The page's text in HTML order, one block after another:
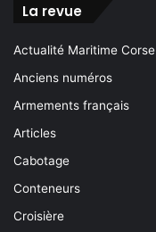
La revue
Actualité Maritime Corse
Anciens numéros
Armements français
Articles
Cabotage
Conteneurs
Croisière